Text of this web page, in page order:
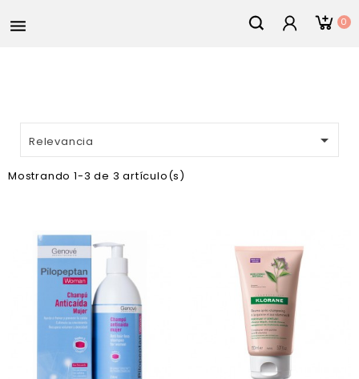
 0
Relevancia 
Mostrando 1-3 de 3 artículo(s)